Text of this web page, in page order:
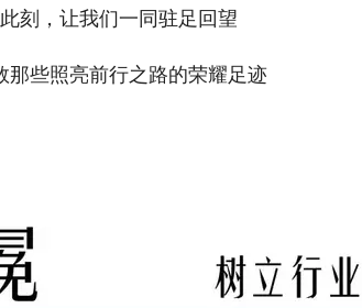
此刻，让我们一同驻足回望
那些照亮前行之路的荣耀足迹